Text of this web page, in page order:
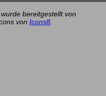
bereitgestellt von
von Icons8